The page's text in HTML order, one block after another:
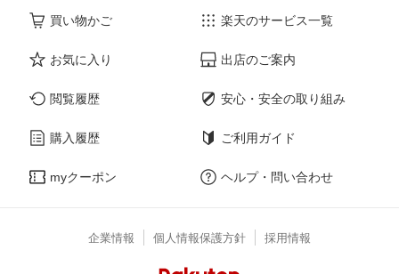
買い物かご
お気に入り
閲覧履歴
購入履歴
myクーポン
楽天のサービス一覧
出店のご案内
安心・安全の取り組み
ご利用ガイド
ヘルプ・問い合わせ
企業情報 個人情報保護方針 採用情報